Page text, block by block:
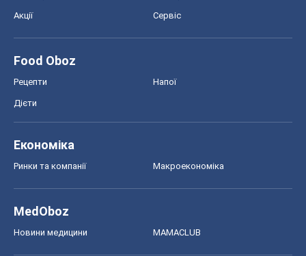
Акції Сервіс
Food Oboz
Рецепти Напої
Дієти
Економіка
Ринки та компанії Макроекономіка
MedOboz
Новини медицини MAMACLUB